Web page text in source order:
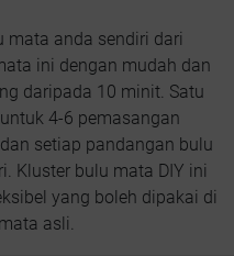
mata anda sendiri dari
ini dengan mudah dan
daripada 10 minit. Satu
4-6 pemasangan
setiap pandangan bulu
Kluster bulu mata DIY ini
yang boleh dipakai di
asli.